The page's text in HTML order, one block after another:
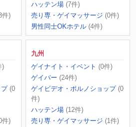
件)
ハッテン場 (7件)
売り専・ゲイマッサージ (0件)
男性同士OKホテル (4件)
)
(0
件)
九州
ゲイナイト・イベント (0件)
ゲイバー (24件)
ゲイビデオ・ポルノショップ (0
件)
ハッテン場 (12件)
売り専・ゲイマッサージ (1件)